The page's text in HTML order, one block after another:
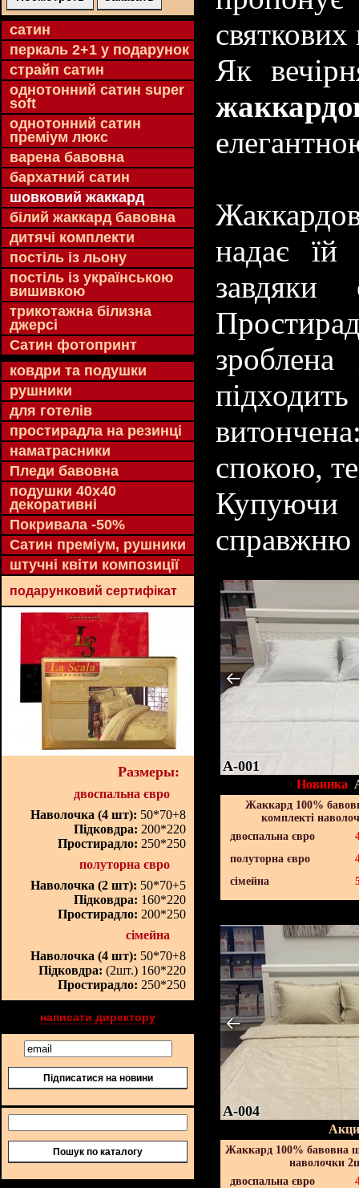
cатин
перкаль 2+1 у подарунок
страйп сатин
однотонний сатин super
soft
однотонний сатин
преміум люкс
варена бавовна
бархатний сатин
шовковий жаккард
білий жаккард бавовна
дитячі комплекти
постіль із льону
постіль із українською
вишивкою
трикотажна білизна
джерсі
Сатин фотопринт
ковдри та подушки
рушники
для готелів
простирадла на резинці
наматрасники
Пледи бавовна
подушки 40х40
декоративні
Покривала -50%
Сатин преміум, рушники
штучні квіти композиції
подарунковий сертифікат
Размеры:
двоспальна євро
Наволочка (4 шт): 50*70+8
Підковдра: 200*220
Простирадло: 250*250
полуторна євро
Наволочка (2 шт): 50*70+5
Підковдра: 160*220
Простирадло: 200*250
сімейна
Наволочка (4 шт): 50*70+8
Підковдра: (2шт.) 160*220
Простирадло: 250*250
написати директору
Підписатися на новини
Пошук по каталогу
Як
надає їй
спокою,
Купуючи
справжню
A-001
Новинка
Жаккард 100%
комплекті
двоспальна євро
полуторна євро
сімейна
A-004
Жаккард 100% бавовна
наволочки
двоспальна євро